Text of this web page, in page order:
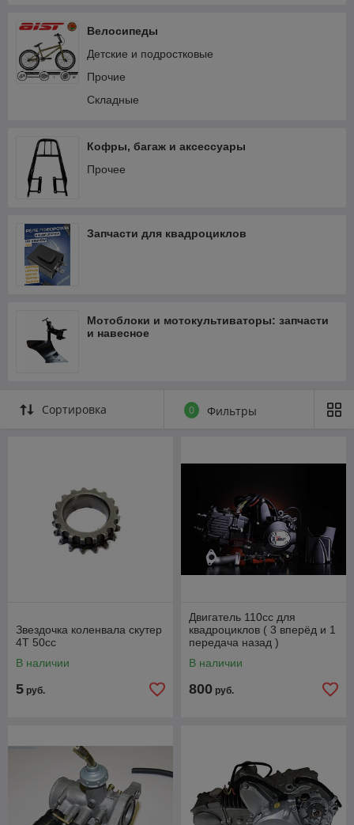
Велосипеды
Детские и подростковые
Прочие
Складные
Кофры, багаж и аксессуары
Прочее
Запчасти для квадроциклов
Мотоблоки и мотокультиваторы: запчасти
и навесное
Сортировка 0 Фильтры
Звездочка коленвала скутер
4Т 50сс
В наличии
5 руб.
Двигатель 110cc для
квадроциклов ( 3 вперёд и 1
передача назад )
В наличии
800 руб.